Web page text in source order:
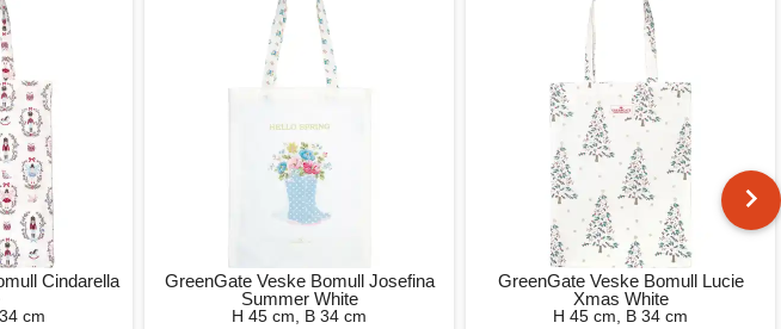
Cindarella
cm
GreenGate Veske Bomull Josefina
Summer White
H 45 cm, B 34 cm
GreenGate Veske Bomull Lucie
Xmas White
H 45 cm, B 34 cm